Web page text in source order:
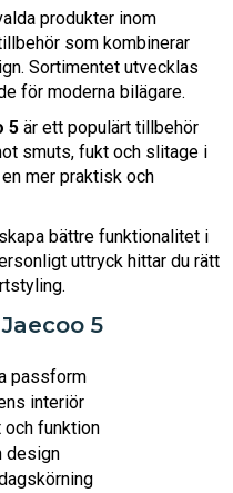
produkter inom
som kombinerar
Sortimentet utvecklas
för moderna bilägare.
5 är ett populärt tillbehör
smuts, fukt och slitage i
mer praktisk och
bättre funktionalitet i
uttryck hittar du rätt
5
passform
interiör
funktion
design